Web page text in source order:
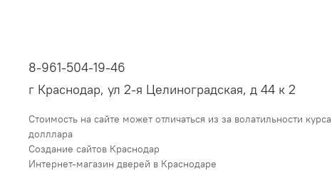
8-961-504-19-46
г Краснодар, ул 2-я Целиноградская, д 44 к 2
Стоимость на сайте может отличаться из за волатильности курса
долллара
Создание сайтов Краснодар
Интернет-магазин дверей в Краснодаре